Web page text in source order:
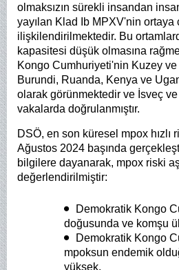
olmaksızın sürekli insandan
yayılan Klad Ib MPXV'nin ortaya
ilişkilendirilmektedir. Bu
kapasitesi düşük olmasına
Kongo Cumhuriyeti'nin Kuzey
Burundi, Ruanda, Kenya ve
olarak görünmektedir ve İsveç
vakalarda doğrulanmıştır.
DSÖ, en son küresel mpox hızlı
Ağustos 2024 başında
bilgilere dayanarak, mpox riski
değerlendirilmiştir:
Demokratik Kongo
doğusunda ve komşu
Demokratik Kongo
mpoksun endemik
yüksek.